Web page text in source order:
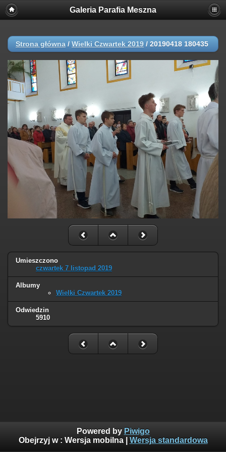
Galeria Parafia Meszna
Strona główna / Wielki Czwartek 2019 / 20190418 180435
Umieszczono
czwartek 7 listopad 2019
Albumy
Wielki Czwartek 2019
Odwiedzin
5910
Powered by Piwigo
Obejrzyj w : Wersja mobilna| Wersja standardowa